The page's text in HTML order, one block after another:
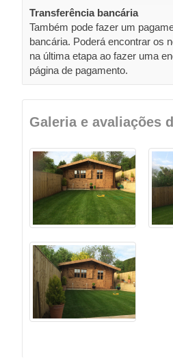
Transferência bancária
Também pode fazer um
bancária. Poderá encontrar os
na última etapa ao fazer uma
página de pagamento.
Galeria e avaliações